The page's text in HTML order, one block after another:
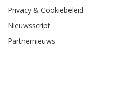
Privacy & Cookiebeleid
Nieuwsscript
Partnernieuws